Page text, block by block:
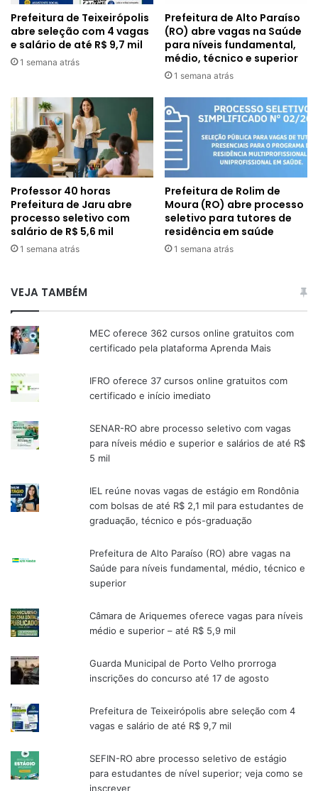
Prefeitura de Teixeirópolis
abre seleção com 4 vagas
e salário de até R$ 9,7 mil
1 semana atrás
Prefeitura de Alto Paraíso
(RO) abre vagas na Saúde
para níveis fundamental,
médio, técnico e superior
1 semana atrás
Professor 40 horas
Prefeitura de Jaru abre
processo seletivo com
salário de R$ 5,6 mil
1 semana atrás
Prefeitura de Rolim de
Moura (RO) abre processo
seletivo para tutores de
residência em saúde
1 semana atrás
VEJA TAMBÉM
MEC oferece 362 cursos online gratuitos com
certificado pela plataforma Aprenda Mais
IFRO oferece 37 cursos online gratuitos com
certificado e início imediato
SENAR-RO abre processo seletivo com vagas
para níveis médio e superior e salários de até R$
5 mil
IEL reúne novas vagas de estágio em Rondônia
com bolsas de até R$ 2,1 mil para estudantes de
graduação, técnico e pós-graduação
Prefeitura de Alto Paraíso (RO) abre vagas na
Saúde para níveis fundamental, médio, técnico e
superior
Câmara de Ariquemes oferece vagas para níveis
médio e superior – até R$ 5,9 mil
Guarda Municipal de Porto Velho prorroga
inscrições do concurso até 17 de agosto
Prefeitura de Teixeirópolis abre seleção com 4
vagas e salário de até R$ 9,7 mil
SEFIN-RO abre processo seletivo de estágio
para estudantes de nível superior; veja como se
inscrever